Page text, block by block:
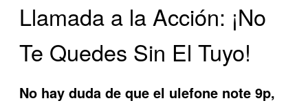
Llamada a la Acción: ¡No
Te Quedes Sin El Tuyo!
No hay duda de que el ulefone note 9p,